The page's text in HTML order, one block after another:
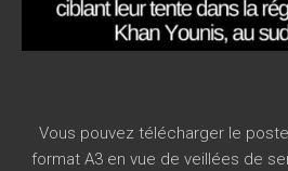
Vous pouvez télécharger le
format A3 en vue de veillées de